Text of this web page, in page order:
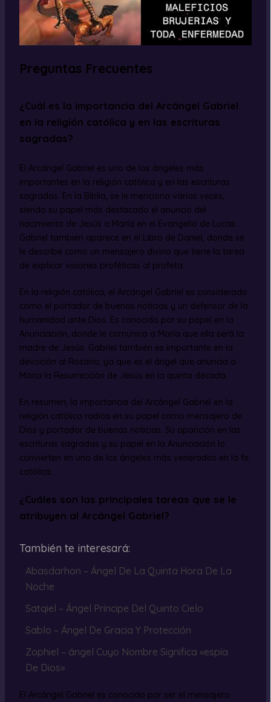
Preguntas Frecuentes
¿Cuál es la importancia del Arcángel Gabriel
en la religión católica y en las escrituras
sagradas?
El Arcángel Gabriel es uno de los ángeles más
importantes en la religión católica y en las escrituras
sagradas. En la Biblia, se le menciona varias veces,
siendo su papel más destacado el anuncio del
nacimiento de Jesús a María en el Evangelio de Lucas.
Gabriel también aparece en el Libro de Daniel, donde se
le describe como un mensajero divino que tiene la tarea
de explicar visiones proféticas al profeta.
En la religión católica, el Arcángel Gabriel es considerado
como el portador de buenas noticias y un defensor de la
humanidad ante Dios. Es conocido por su papel en la
Anunciación, donde le comunica a María que ella será la
madre de Jesús. Gabriel también es importante en la
devoción al Rosario, ya que es el ángel que anuncia a
María la Resurrección de Jesús en la quinta década.
En resumen, la importancia del Arcángel Gabriel en la
religión católica radica en su papel como mensajero de
Dios y portador de buenas noticias. Su aparición en las
escrituras sagradas y su papel en la Anunciación lo
convierten en uno de los ángeles más venerados en la fe
católica.
¿Cuáles son las principales tareas que se le
atribuyen al Arcángel Gabriel?
También te interesará:
Abasdarhon – Ángel De La Quinta Hora De La
Noche
Satqiel – Ángel Príncipe Del Quinto Cielo
Sablo – Ángel De Gracia Y Protección
Zophiel – ángel Cuyo Nombre Significa «espía
De Dios»
El Arcángel Gabriel es conocido por ser el mensajero